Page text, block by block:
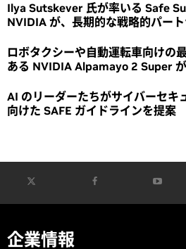
Ilya Sutskever 氏が率いる Safe
NVIDIA が、長期的な戦略的パー
ロボタクシーや自動運転車向けの
ある NVIDIA Alpamayo 2 Super
AI のリーダーたちがサイバーセキ
向けた SAFE ガイドラインを提案
企業情報